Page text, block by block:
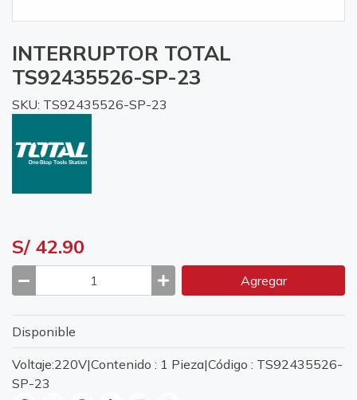
INTERRUPTOR TOTAL
TS92435526-SP-23
SKU: TS92435526-SP-23
S/ 42.90
Agregar
Disponible
Voltaje:220V|Contenido : 1 Pieza|Código : TS92435526-
SP-23